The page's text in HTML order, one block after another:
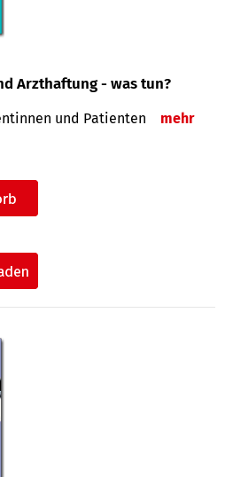
Arzthaftung - was tun?
und Patienten mehr